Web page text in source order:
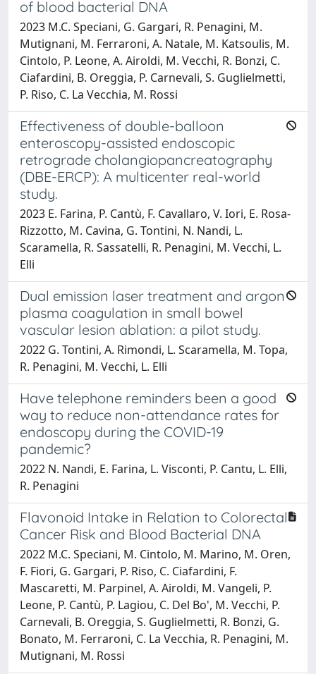
of blood bacterial DNA
2023 M.C. Speciani, G. Gargari, R. Penagini, M.
Mutignani, M. Ferraroni, A. Natale, M. Katsoulis, M.
Cintolo, P. Leone, A. Airoldi, M. Vecchi, R. Bonzi, C.
Ciafardini, B. Oreggia, P. Carnevali, S. Guglielmetti,
P. Riso, C. La Vecchia, M. Rossi
Effectiveness of double-balloon
enteroscopy-assisted endoscopic
retrograde cholangiopancreatography
(DBE-ERCP): A multicenter real-world
study.
2023 E. Farina, P. Cantù, F. Cavallaro, V. Iori, E. Rosa-
Rizzotto, M. Cavina, G. Tontini, N. Nandi, L.
Scaramella, R. Sassatelli, R. Penagini, M. Vecchi, L.
Elli
Dual emission laser treatment and argon
plasma coagulation in small bowel
vascular lesion ablation: a pilot study.
2022 G. Tontini, A. Rimondi, L. Scaramella, M. Topa,
R. Penagini, M. Vecchi, L. Elli
Have telephone reminders been a good
way to reduce non-attendance rates for
endoscopy during the COVID-19
pandemic?
2022 N. Nandi, E. Farina, L. Visconti, P. Cantu, L. Elli,
R. Penagini
Flavonoid Intake in Relation to Colorectal
Cancer Risk and Blood Bacterial DNA
2022 M.C. Speciani, M. Cintolo, M. Marino, M. Oren,
F. Fiori, G. Gargari, P. Riso, C. Ciafardini, F.
Mascaretti, M. Parpinel, A. Airoldi, M. Vangeli, P.
Leone, P. Cantù, P. Lagiou, C. Del Bo', M. Vecchi, P.
Carnevali, B. Oreggia, S. Guglielmetti, R. Bonzi, G.
Bonato, M. Ferraroni, C. La Vecchia, R. Penagini, M.
Mutignani, M. Rossi